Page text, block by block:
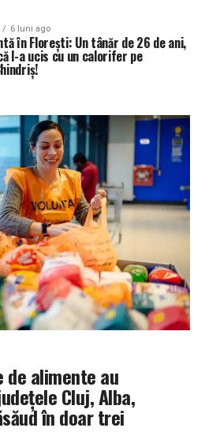
6 luni ago
în Florești: Un tânăr de 26 de ani,
l-a ucis cu un calorifer pe
de alimente au
Cluj, Alba,
în doar trei